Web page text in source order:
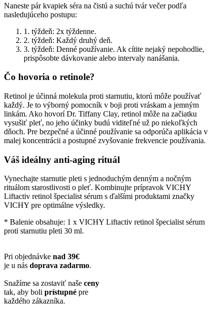
Naneste pár kvapiek séra na čistú a suchú tvár večer podľa
nasledujúceho postupu:
1. týždeň: 2x týždenne.
2. týždeň: Každý druhý deň.
3. týždeň: Denné používanie. Ak cítite nejaký nepohodlie,
prispôsobte dávkovanie alebo intervaly nanášania.
Čo hovoria o retinole?
Retinol je účinná molekula proti starnutiu, ktorú môže používať
každý. Je to výborný pomocník v boji proti vráskam a jemným
linkám. Ako hovorí Dr. Tiffany Clay, retinol môže na začiatku
vysušiť pleť, no jeho účinky budú viditeľné už po niekoľkých
dňoch. Pre bezpečné a účinné používanie sa odporúča aplikácia v
malej koncentrácii a postupné zvyšovanie frekvencie používania.
Váš ideálny anti-aging rituál
Vynechajte starnutie pleti s jednoduchým denným a nočným
rituálom starostlivosti o pleť. Kombinujte prípravok VICHY
Liftactiv retinol špecialist sérum s ďalšími produktami značky
VICHY pre optimálne výsledky.
* Balenie obsahuje: 1 x VICHY Liftactiv retinol špecialist sérum
proti starnutiu pleti 30 ml.
Pri objednávke nad 39€
je u nás doprava zadarmo.
Snažíme sa zostaviť naše ceny
tak, aby boli prístupné pre
každého zákazníka.